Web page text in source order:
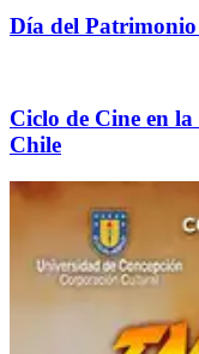
Día del
Ciclo de Cine en
Chile